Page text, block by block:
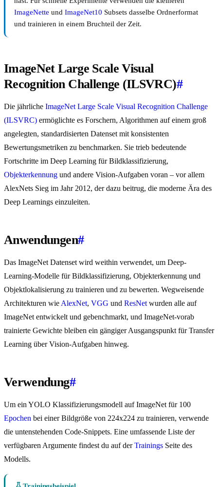
ImageNette und ImageNet10 Subsets dasselbe Ordnerformat
und trainieren in einem Bruchteil der Zeit.
ImageNet Large Scale Visual
Recognition Challenge (ILSVRC)#
Die jährliche ImageNet Large Scale Visual Recognition Challenge
(ILSVRC) ermöglichte es Forschern, Algorithmen auf einem groß
angelegten, standardisierten Datenset mit konsistenten
Bewertungsmetriken zu benchmarken. Sie trieb bedeutende
Fortschritte im Deep Learning für Bildklassifizierung,
Objekterkennung und andere Vision-Aufgaben voran – vor allem
AlexNets Sieg im Jahr 2012, der dazu beitrug, die moderne Ära des
Deep Learnings einzuleiten.
Anwendungen#
Das ImageNet Datenset wird weithin verwendet, um Deep-
Learning-Modelle für Bildklassifizierung, Objekterkennung und
Objektlokalisierung zu trainieren und zu bewerten. Wegweisende
Architekturen wie AlexNet, VGG und ResNet wurden alle auf
ImageNet entwickelt und gebenchmarkt, und ImageNet-vorab
trainierte Gewichte bleiben ein gängiger Ausgangspunkt für Transfer
Learning über Vision-Aufgaben hinweg.
Verwendung#
Um ein YOLO Klassifizierungsmodell auf ImageNet für 100
Epochen bei einer Bildgröße von 224x224 zu trainieren, verwende
die untenstehenden Code-Snippets. Eine umfassende Liste der
verfügbaren Argumente findest du auf derTrainings Seite des
Modells.